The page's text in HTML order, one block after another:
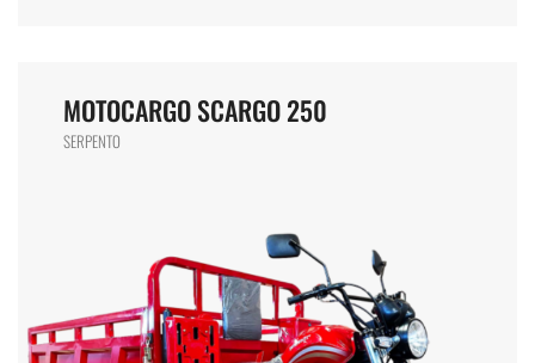
MOTOCARGO SCARGO 250
SERPENTO